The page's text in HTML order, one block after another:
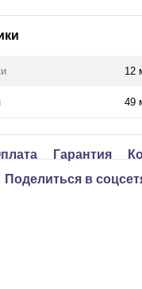
12
49
Гарантия
Поделиться в